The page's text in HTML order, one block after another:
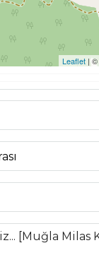
Leaflet | ©